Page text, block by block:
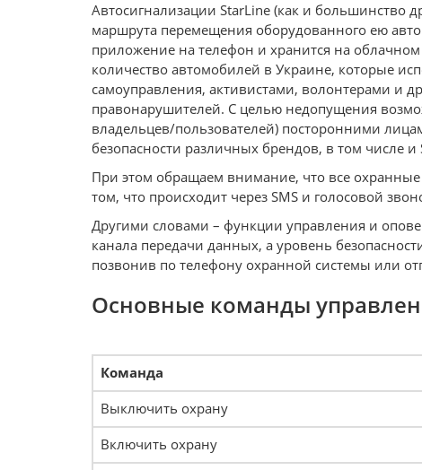
Автосигнализации StarLine (как и большинство
маршрута перемещения оборудованного ею
приложение на телефон и хранится на
количество автомобилей в Украине, которые
самоуправления, активистами, волонтерами и
правонарушителей. С целью недопущения
владельцев/пользователей) посторонними
безопасности различных брендов, в том числе
При этом обращаем внимание, что все
том, что происходит через SMS и голосовой
Другими словами – функции управления и
канала передачи данных, а уровень
позвонив по телефону охранной системы или
Основные команды
Команда
Выключить охрану
Включить охрану